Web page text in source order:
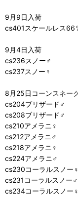
9月9日入荷
cs401スケールレス66
9月4日入荷
cs236スノー♂
cs237スノー♀
8月25日コーンスネー
cs204ブリザード♂
cs208ブリザード♂
cs210アメラニ♀
cs212アメラニ♂
cs218アメラニ♀
cs224アメラニ♂
cs230コーラルスノー♀
cs231コーラルスノー♂
cs234コーラルスノー♀